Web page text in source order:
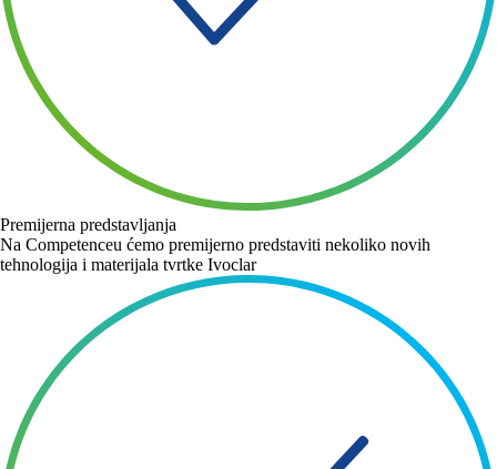
Premijerna predstavljanja
Na Competenceu ćemo premijerno predstaviti nekoliko novih
tehnologija i materijala tvrtke Ivoclar